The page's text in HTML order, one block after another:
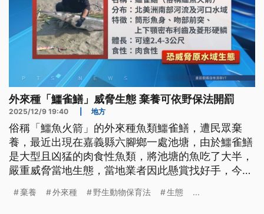
外來種「鱷雀鱔」威脅生態 棄養可依野保法開罰
2025/12/9 19:40 地方
俗稱「鱷魚火箭」的外來種魚類鱷雀鱔，遭民眾棄
養，最近出現在嘉義縣六腳鄉一處池塘，由於鱷雀鱔
是大型且凶猛的肉食性魚類，將池塘的魚吃了大半，
嚴重威脅當地生態，當地業者因此懸賞找好手，今
現將近2公尺長的鱷雀鱔，嘉義農業處也提醒，經人
棄養 外來種 野生動物保育法 生態 ...